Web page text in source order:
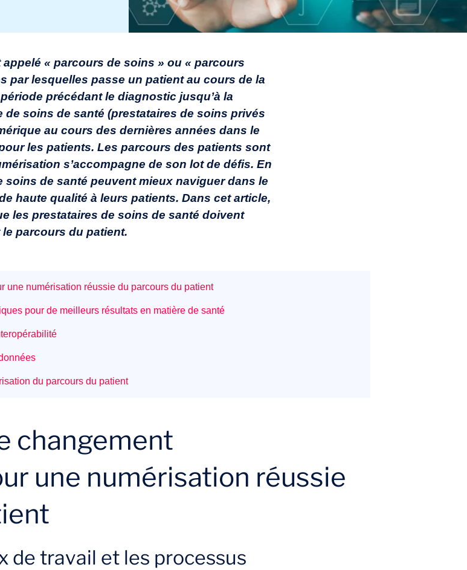
« parcours de soins » ou « parcours
par lesquelles passe un patient au cours de la
précédant le diagnostic jusqu’à la
soins de santé (prestataires de soins privés
au cours des dernières années dans le
les patients. Les parcours des patients sont
s’accompagne de son lot de défis. En
de santé peuvent mieux naviguer dans le
haute qualité à leurs patients. Dans cet article,
les prestataires de soins de santé doivent
parcours du patient.
une numérisation réussie du parcours du patient
pour de meilleurs résultats en matière de santé
du parcours du patient
changement
une numérisation réussie
de travail et les processus